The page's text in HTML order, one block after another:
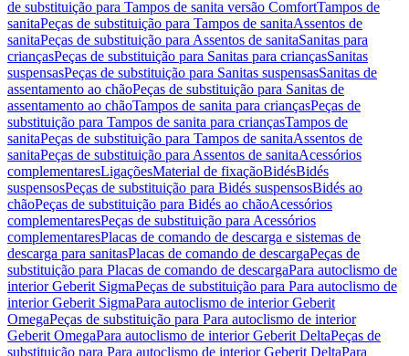
de substituição para Tampos de sanita versão ComfortTampos de
sanitaPeças de substituição para Tampos de sanitaAssentos de
sanitaPeças de substituição para Assentos de sanitaSanitas para
criançasPeças de substituição para Sanitas para criançasSanitas
suspensasPeças de substituição para Sanitas suspensasSanitas de
assentamento ao chãoPeças de substituição para Sanitas de
assentamento ao chãoTampos de sanita para criançasPeças de
substituição para Tampos de sanita para criançasTampos de
sanitaPeças de substituição para Tampos de sanitaAssentos de
sanitaPeças de substituição para Assentos de sanitaAcessórios
complementaresLigaçõesMaterial de fixaçãoBidésBidés
suspensosPeças de substituição para Bidés suspensosBidés ao
chãoPeças de substituição para Bidés ao chãoAcessórios
complementaresPeças de substituição para Acessórios
complementaresPlacas de comando de descarga e sistemas de
descarga para sanitasPlacas de comando de descargaPeças de
substituição para Placas de comando de descargaPara autoclismo de
interior Geberit SigmaPeças de substituição para Para autoclismo de
interior Geberit SigmaPara autoclismo de interior Geberit
OmegaPeças de substituição para Para autoclismo de interior
Geberit OmegaPara autoclismo de interior Geberit DeltaPeças de
substituição para Para autoclismo de interior Geberit DeltaPara